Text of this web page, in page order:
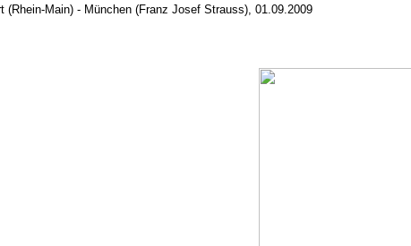
(Rhein-Main) - München (Franz Josef Strauss), 01.09.2009